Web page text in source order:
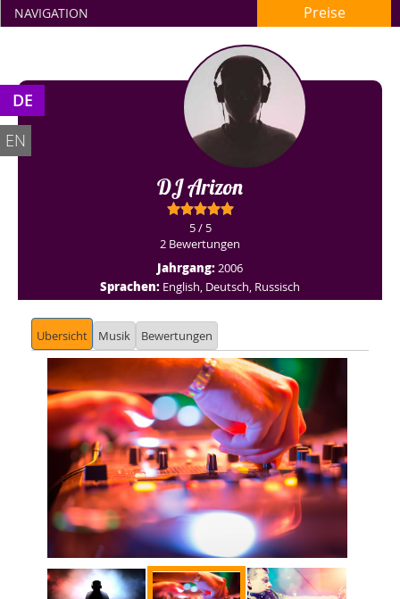
NAVIGATION Preise
DE
EN
DJ Arizon
5 / 5
2 Bewertungen
Jahrgang:2006
Sprachen: English, Deutsch, Russisch
Ubersicht Musik Bewertungen